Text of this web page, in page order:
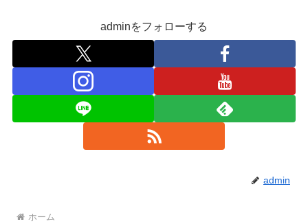
adminをフォローする
admin
ホーム